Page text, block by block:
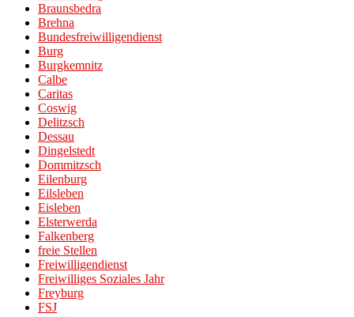
Braunsbedra
Brehna
Bundesfreiwilligendienst
Burg
Burgkemnitz
Calbe
Caritas
Coswig
Delitzsch
Dessau
Dingelstedt
Dommitzsch
Eilenburg
Eilsleben
Eisleben
Elsterwerda
Falkenberg
freie Stellen
Freiwilligendienst
Freiwilliges Soziales Jahr
Freyburg
FSJ